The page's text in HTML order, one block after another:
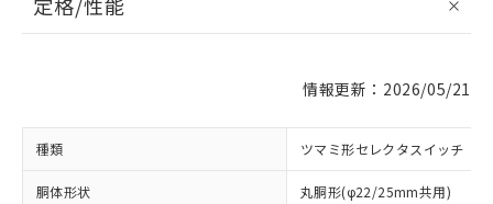
情報更新：2026/05/21
種類 ツマミ形セレクタスイッチ
胴体形状 丸胴形(φ22/25mm共用)